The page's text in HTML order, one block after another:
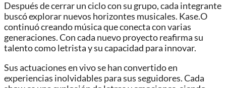
Después de cerrar un ciclo con su grupo, cada integrante
buscó explorar nuevos horizontes musicales. Kase.O
continuó creando música que conecta con varias
generaciones. Con cada nuevo proyecto reafirma su
talento como letrista y su capacidad para innovar.
Sus actuaciones en vivo se han convertido en
experiencias inolvidables para sus seguidores. Cada